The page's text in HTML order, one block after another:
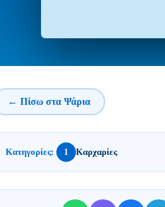
← Πίσω στα Ψάρια
Κατηγορίες: 1 Καρχαρίες